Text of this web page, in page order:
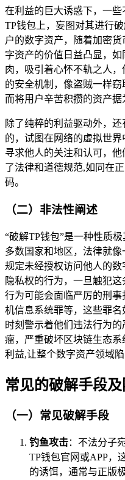
在利益的巨大诱惑下，一
TP钱包上，妄图对其进行
户的数字资产，随着加密
字资产的价值日益凸显，
肉，吸引着心怀不轨之人
的安全机制，像盗贼一样
而将用户辛苦积攒的资产据
除了纯粹的利益驱动外，
的，试图在网络的虚拟世
寻求他人的关注和认可，
了法律和道德规范,如同在
码。
（二）非法性阐述
“破解TP钱包”是一种性质
多数国家和地区，法律就
规定未经授权访问他人的
隐私权的行为，一旦触犯
行为可能会面临严厉的刑
机信息系统罪等，这些罪名
时刻警示着他们违法行为
瘤，严重破坏区块链生态
利益,让整个数字资产领域陷
常见的破解手段
（一）常见破解手段
钓鱼攻击：不法分子
TP钱包官网或APP，
的诱饵，通常与正版